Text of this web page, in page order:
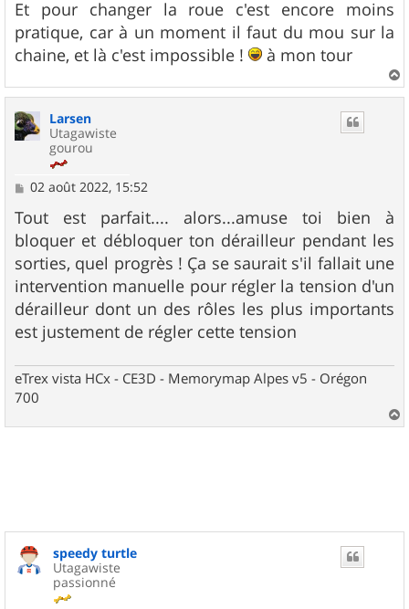
Et pour changer la roue c'est encore moins
pratique, car à un moment il faut du mou sur la
chaine, et là c'est impossible !
à mon tour
a
Larsen
Utagawiste
gourou
M
s
s
a
g
e
02 août 2022, 15:52
Tout est parfait.... alors...amuse toi bien à
bloquer et débloquer ton dérailleur pendant les
sorties, quel progrès ! Ça se saurait s'il fallait une
intervention manuelle pour régler la tension d'un
dérailleur dont un des rôles les plus importants
est justement de régler cette tension
eTrex vista HCx - CE3D - Memorymap Alpes v5 - Orégon
700
a
speedy turtle
Utagawiste
passionné